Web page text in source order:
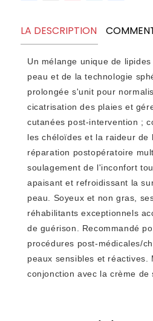
LA DESCRIPTION
Un mélange unique de
peau et de la technologie
prolongée s'unit pour
cicatrisation des plaies et
cutanées post-intervention ;
les chéloïdes et la raideur de
réparation postopératoire
soulagement de l'inconfort
apaisant et refroidissant la
peau. Soyeux et non gras,
réhabilitants exceptionnels
de guérison. Recommandé
procédures post-médicales/
peaux sensibles et réactives.
conjonction avec la crème de